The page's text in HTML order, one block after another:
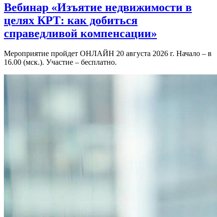
Вебинар «Изъятие недвижимости в
целях КРТ: как добиться
справедливой компенсации»
Мероприятие пройдет ОНЛАЙН 20 августа 2026 г. Начало – в
16.00 (мск.). Участие – бесплатно.